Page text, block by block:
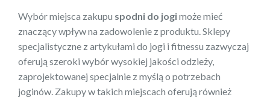
Wybór miejsca zakupu spodni do jogimoże mieć
znaczący wpływ na zadowolenie z produktu. Sklepy
specjalistyczne z artykułami do jogi i fitnessu zazwyczaj
oferują szeroki wybór wysokiej jakości odzieży,
zaprojektowanej specjalnie z myślą o potrzebach
joginów. Zakupy w takich miejscach oferują również